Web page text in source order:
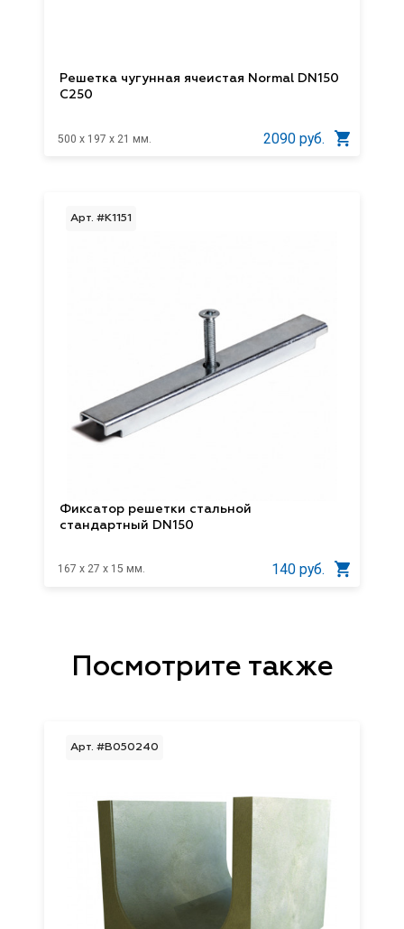
Решетка чугунная ячеистая Normal DN150
C250
500 x 197 x 21 мм. 2090 руб.
Арт. #K1151
Фиксатор решетки стальной
стандартный DN150
167 x 27 x 15 мм. 140 руб.
Посмотрите также
Арт. #B050240